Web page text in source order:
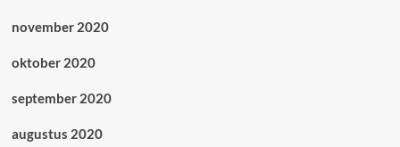
november 2020
oktober 2020
september 2020
augustus 2020